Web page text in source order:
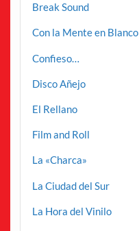
Break Sound
Con la Mente en Blanco
Confieso…
Disco Añejo
El Rellano
Film and Roll
La «Charca»
La Ciudad del Sur
La Hora del Vinilo